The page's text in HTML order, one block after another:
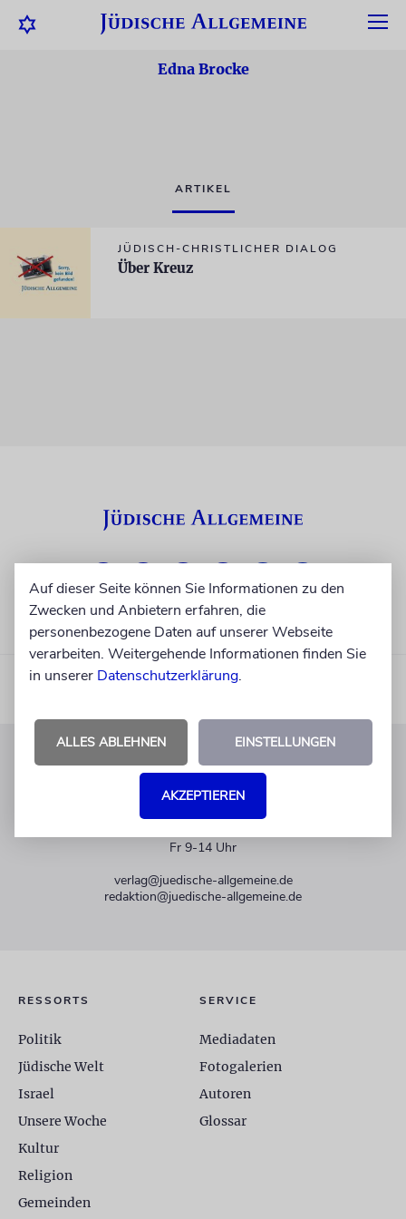
Edna Brocke
ARTIKEL
JÜDISCH-CHRISTLICHER DIALOG
Über Kreuz
KUNDENSERVICE
Fr 9-14 Uhr
verlag@juedische-allgemeine.de
redaktion@juedische-allgemeine.de
RESSORTS
Politik
Jüdische Welt
Israel
Unsere Woche
Kultur
Religion
Gemeinden
SERVICE
Mediadaten
Fotogalerien
Autoren
Glossar
Auf dieser Seite können Sie Informationen zu den
Zwecken und Anbietern erfahren, die
personenbezogene Daten auf unserer Webseite
verarbeiten. Weitergehende Informationen finden Sie
in unserer Datenschutzerklärung.
ALLES ABLEHNEN EINSTELLUNGEN
AKZEPTIEREN